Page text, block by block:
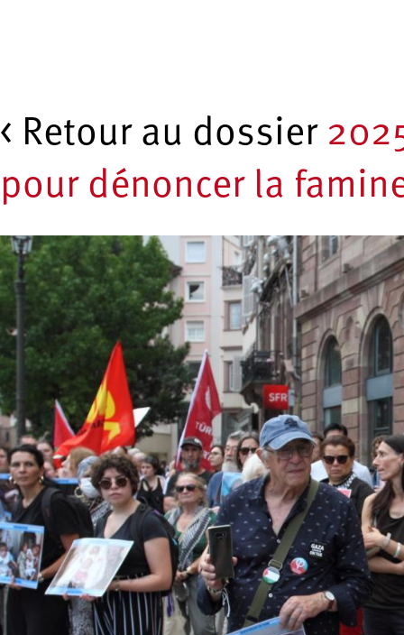
< Retour au dossier
pour dénoncer la